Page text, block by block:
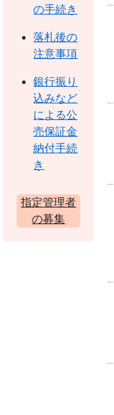
の手続き
落札後の
注意事項
銀行振り
込みなど
による公
売保証金
納付手続
き
指定管理者
の募集